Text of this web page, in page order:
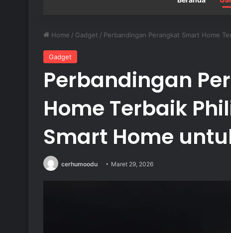
Home / Gadget / Perbandingan Perangkat Smart Home
Gadget
Perbandingan
Home Terbaik
Smart Home
cerhumoodu Maret 29, 2026